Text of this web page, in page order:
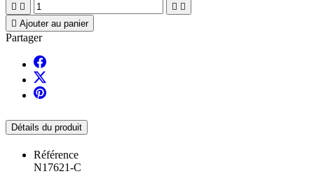
   
 Ajouter au panier
Partager
Détails du produit
Référence
N17621-C